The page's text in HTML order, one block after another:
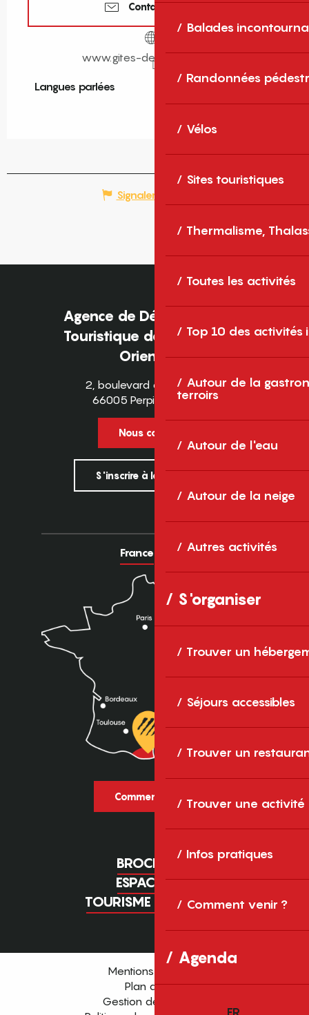
Balades
Randonnées
Vélos
Sites touristiques
Thermalisme,
Toutes les activités
Top 10 des activités
Autour de la
terroirs
Autour de l'eau
Autour de la neige
Autres activités
S'organiser
Trouver un
Séjours accessibles
Trouver un
Trouver une activité
Infos pratiques
Comment venir ?
Agenda
FR
Contactez-nous
www.gites-de-france-sud.fr
Langues parlées
Langues parlées
Signaler une erreur
Agence de Développement
Touristique des Pyrénées-
Orientales
2, boulevard des Pyrénées
66005 Perpignan Cedex
Nous contacter
S'inscrire à la newsletter
France Europe
Comment venir ?
BROCHURES
ESPACE PRO
TOURISME D'AFFAIRES
Mentions légales
Plan du site
Gestion des cookies